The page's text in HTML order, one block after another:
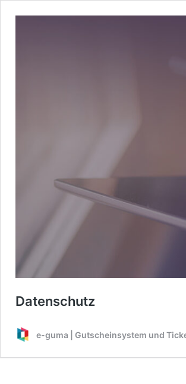
Datenschutz
e-guma | Gutscheinsystem und